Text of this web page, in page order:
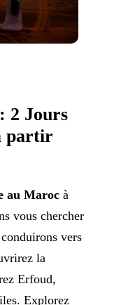
2 Jours
partir
au Maroc à
vous chercher
vers
la
Erfoud,
Explorez